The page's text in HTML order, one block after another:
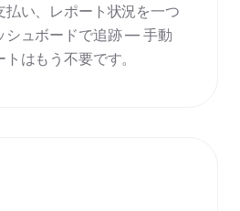
払い、レポート状況を一つ
シュボードで追跡 — 手動
はもう不要です。